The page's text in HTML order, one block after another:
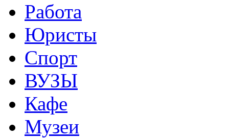
Работа
Юристы
Спорт
ВУЗЫ
Кафе
Музеи